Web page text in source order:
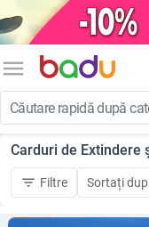
menu
Carduri de Extindere
filter_list Filtre Sortați